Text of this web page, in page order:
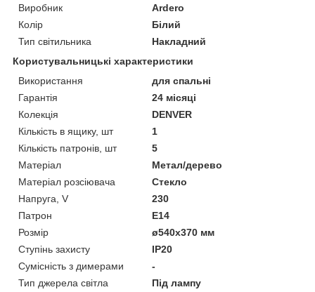
Виробник
Ardero
Колір
Білий
Тип світильника
Накладний
Користувальницькі характеристики
Використання
для спальні
Гарантія
24 місяці
Колекція
DENVER
Кількість в ящику, шт
1
Кількість патронів, шт
5
Матеріал
Метал/дерево
Матеріал розсіювача
Стекло
Напруга, V
230
Патрон
E14
Розмір
ø540х370 мм
Ступінь захисту
IP20
Сумісність з димерами
-
Тип джерела світла
Під лампу